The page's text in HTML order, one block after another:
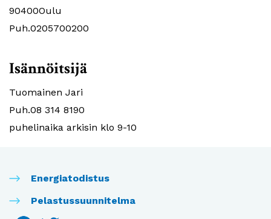
90400Oulu
Puh.0205700200
Isännöitsijä
Tuomainen Jari
Puh.08 314 8190
puhelinaika arkisin klo 9-10
Energiatodistus
Pelastussuunnitelma